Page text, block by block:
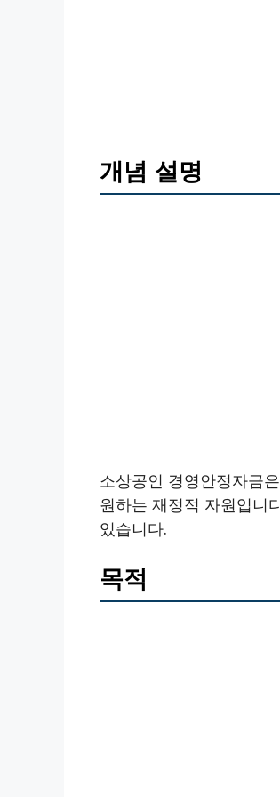
개념 설명
소상공인 경영안정자금
원하는 재정적 자원입니
있습니다.
목적